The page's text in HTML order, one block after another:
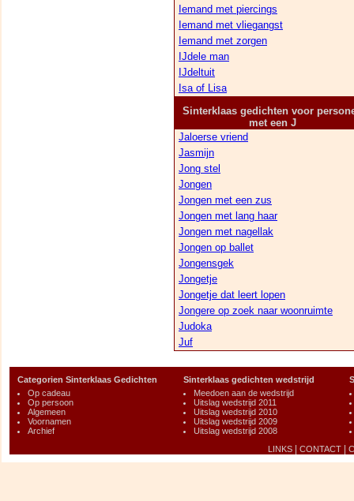
Iemand met piercings
Iemand met vliegangst
Iemand met zorgen
IJdele man
IJdeltuit
Isa of Lisa
Sinterklaas gedichten voor
met een J
Jaloerse vriend
Jasmijn
Jong stel
Jongen
Jongen met een zus
Jongen met lang haar
Jongen met nagellak
Jongen op ballet
Jongensgek
Jongetje
Jongetje dat leert lopen
Jongere op zoek naar woonruimte
Judoka
Juf
Categorien Sinterklaas Gedichten
Op cadeau
Op persoon
Algemeen
Voornamen
Archief
Sinterklaas gedichten wedstrijd
Meedoen aan de wedstrijd
Uitslag wedstrijd 2011
Uitslag wedstrijd 2010
Uitslag wedstrijd 2009
Uitslag wedstrijd 2008
LINKS| CONTACT|